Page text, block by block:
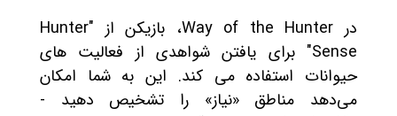
در Way of the Hunter، بازیکن از "Hunter
Sense" برای یافتن شواهدی از فعالیت های
حیوانات استفاده می کند. این به شما امکان
می‌دهد مناطق «نیاز» را تشخیص دهید -